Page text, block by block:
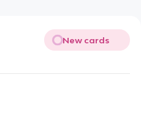
New cards